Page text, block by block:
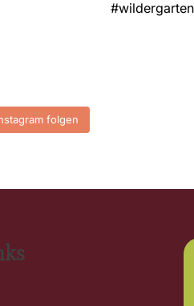
folgen